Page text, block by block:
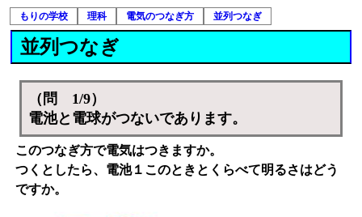
もりの学校 理科 電気のつなぎ方 並列つなぎ
並列つなぎ
（問 1/9）
電池と電球がつないであります。
このつなぎ方で電気はつきますか。
つくとしたら、電池１このときとくらべて明るさはどう
ですか。